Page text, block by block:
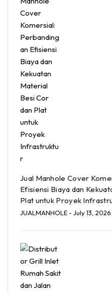
Jual Manhole Cover
Efisiensi Biaya dan
Plat untuk Proyek
JUALMANHOLE - July 13, 2026